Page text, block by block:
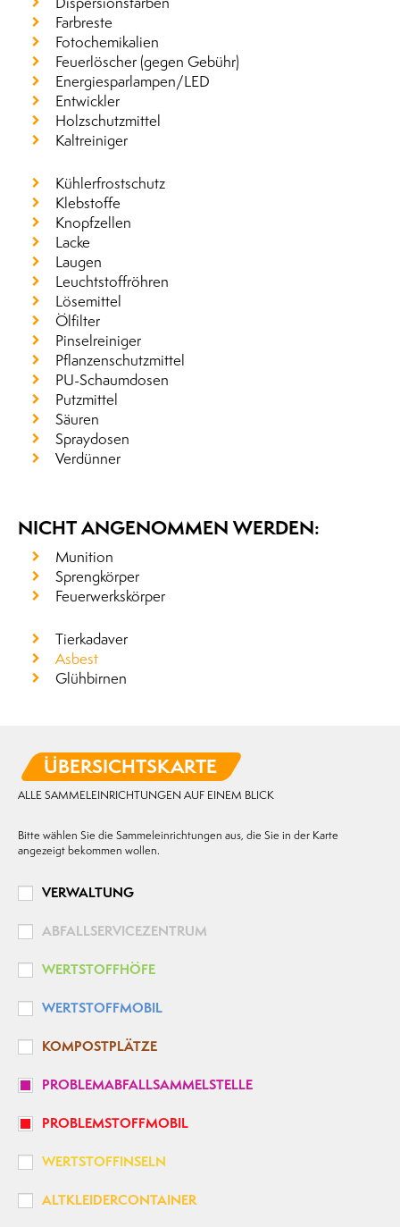
Farbreste
Fotochemikalien
Feuerlöscher (gegen Gebühr)
Energiesparlampen/LED
Entwickler
Holzschutzmittel
Kaltreiniger
Kühlerfrostschutz
Klebstoffe
Knopfzellen
Lacke
Laugen
Leuchtstoffröhren
Lösemittel
Ölfilter
Pinselreiniger
Pflanzenschutzmittel
PU-Schaumdosen
Putzmittel
Säuren
Spraydosen
Verdünner
NICHT ANGENOMMEN WERDEN:
Munition
Sprengkörper
Feuerwerkskörper
Tierkadaver
Asbest
Glühbirnen
ÜBERSICHTSKARTE
ALLE SAMMELEINRICHTUNGEN AUF EINEM BLICK
Bitte wählen Sie die Sammeleinrichtungen aus, die Sie in der Karte
angezeigt bekommen wollen.
VERWALTUNG
ABFALLSERVICEZENTRUM
WERTSTOFFHÖFE
WERTSTOFFMOBIL
KOMPOSTPLÄTZE
PROBLEMABFALLSAMMELSTELLE
PROBLEMSTOFFMOBIL
WERTSTOFFINSELN
ALTKLEIDERCONTAINER